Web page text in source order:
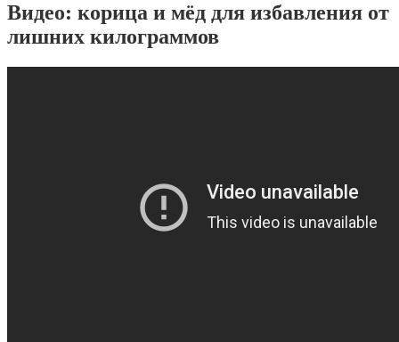
Видео: корица и мёд для избавления от
лишних килограммов